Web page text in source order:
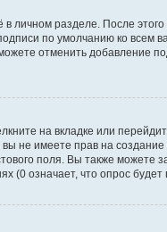
личном разделе. После
по умолчанию ко
отменить добавление
на вкладке или
не имеете прав на
поля. Вы также можете
означает, что опрос